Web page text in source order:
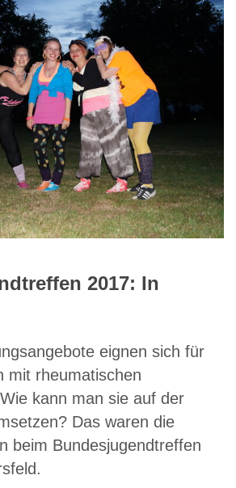
2017: In
eignen sich für
mit rheumatischen
kann man sie auf der
Das waren die
beim Bundesjugendtreffen